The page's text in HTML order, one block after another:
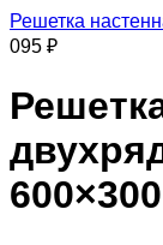
Решетка
095 ₽
600×300